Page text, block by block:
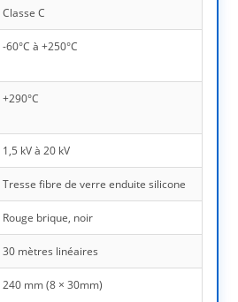
Classe C
-60°C à +250°C
+290°C
1,5 kV à 20 kV
Tresse fibre de verre enduite silicone
Rouge brique, noir
30 mètres linéaires
240 mm (8 × 30mm)